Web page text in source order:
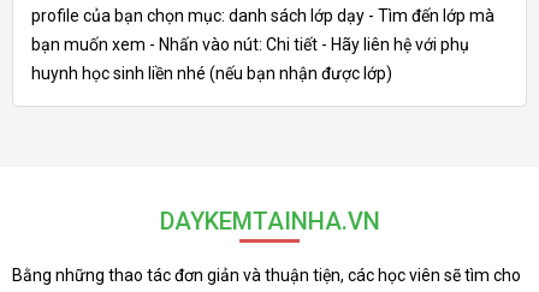
profile của bạn chọn mục: danh sách lớp dạy - Tìm đến lớp mà
bạn muốn xem - Nhấn vào nút: Chi tiết - Hãy liên hệ với phụ
huynh học sinh liền nhé (nếu bạn nhận được lớp)
DAYKEMTAINHA.VN
Bằng những thao tác đơn giản và thuận tiện, các học viên sẽ tìm cho